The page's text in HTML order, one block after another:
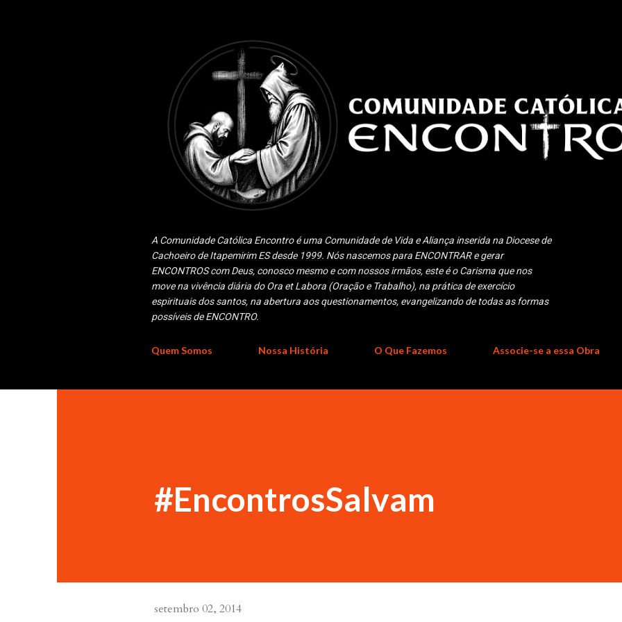
A Comunidade Católica Encontro é uma Comunidade de Vida e Aliança inserida na Diocese de
Cachoeiro de Itapemirim ES desde 1999. Nós nascemos para ENCONTRAR e gerar
ENCONTROS com Deus, conosco mesmo e com nossos irmãos, este é o Carisma que nos
move na vivência diária do Ora et Labora (Oração e Trabalho), na prática de exercício
espirituais dos santos, na abertura aos questionamentos, evangelizando de todas as formas
possíveis de ENCONTRO.
Quem Somos Nossa História O Que Fazemos Associe-se a essa Obra
#EncontrosSalvam
setembro 02, 2014